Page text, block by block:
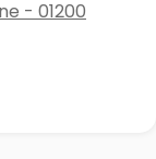
- 01200